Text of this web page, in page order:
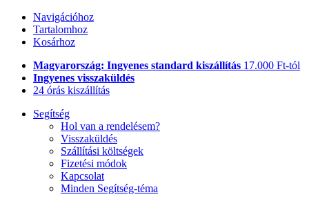
Navigációhoz
Tartalomhoz
Kosárhoz
Magyarország: Ingyenes standard kiszállítás 17.000 Ft-tól
Ingyenes visszaküldés
24 órás kiszállítás
Segítség
Hol van a rendelésem?
Visszaküldés
Szállítási költségek
Fizetési módok
Kapcsolat
Minden Segítség-téma